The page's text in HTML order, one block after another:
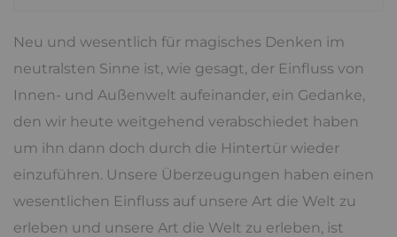
Neu und wesentlich für magisches Denken im
neutralsten Sinne ist, wie gesagt, der Einfluss von
Innen- und Außenwelt aufeinander, ein Gedanke,
den wir heute weitgehend verabschiedet haben
um ihn dann doch durch die Hintertür wieder
einzuführen. Unsere Überzeugungen haben einen
wesentlichen Einfluss auf unsere Art die Welt zu
erleben und unsere Art die Welt zu erleben, ist